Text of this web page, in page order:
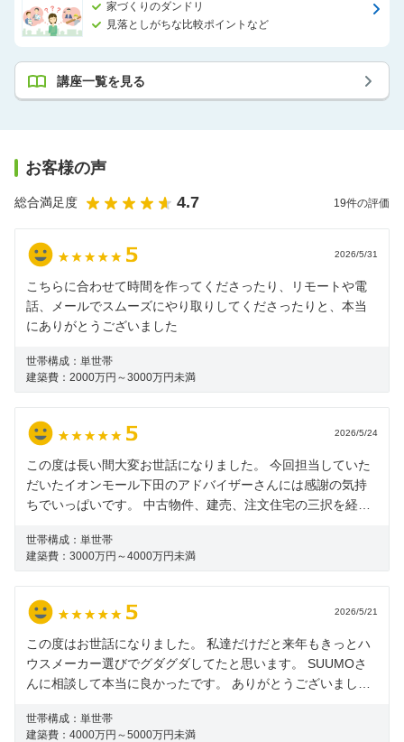
家づくりのダンドリ
見落としがちな比較ポイントなど
講座一覧を見る
お客様の声
総合満足度 4.7 19件の評価
2026/5/31
こちらに合わせて時間を作ってくださったり、リモートや電
話、メールでスムーズにやり取りしてくださったりと、本当
にありがとうございました
世帯構成： 単世帯
建築費： 2000万円～3000万円未満
2026/5/24
この度は長い間大変お世話になりました。 今回担当していた
だいたイオンモール下田のアドバイザーさんには感謝の気持
ちでいっぱいです。 中古物件、建売、注文住宅の三択を経て
たのもアドバイザーさんのサポートのおかげです。 沢山の貴
重な時間を使っていただきありがとうございました。
世帯構成： 単世帯
建築費： 3000万円～4000万円未満
2026/5/21
この度はお世話になりました。 私達だけだと来年もきっとハ
ウスメーカー選びでグダグダしてたと思います。 SUUMOさ
んに相談して本当に良かったです。 ありがとうございまし
世帯構成： 単世帯
建築費： 4000万円～5000万円未満